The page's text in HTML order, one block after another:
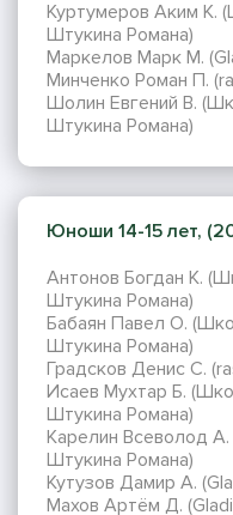
Куртумеров Аким К.
Штукина Романа)
Маркелов Марк М.
Минченко Роман П.
Шолин Евгений В.
Штукина Романа)
Юноши 14-15 лет,
Антонов Богдан К.
Штукина Романа)
Бабаян Павел О.
Штукина Романа)
Градсков Денис С.
Исаев Мухтар Б.
Штукина Романа)
Карелин Всеволод
Штукина Романа)
Кутузов Дамир А.
Махов Артём Д.